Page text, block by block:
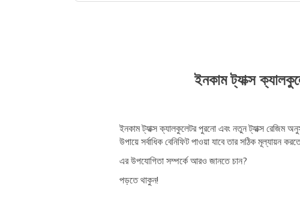
ইনকাম ট্যাক্স
ইনকাম ট্যাক্স ক্যালকুলেটর পুরনো এবং নতুন ট্যাক্স রেজিম
উপায়ে সর্বাধিক বেনিফিট পাওয়া যাবে তার সঠিক মূল্যায়ন
এর উপযোগিতা সম্পর্কে আরও জানতে চান?
পড়তে থাকুন!